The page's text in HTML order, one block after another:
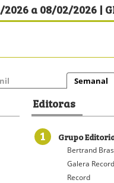
a 08/02/2026 |
Semanal
Editoras
1
Grupo
Bertrand
Galera Record
Record